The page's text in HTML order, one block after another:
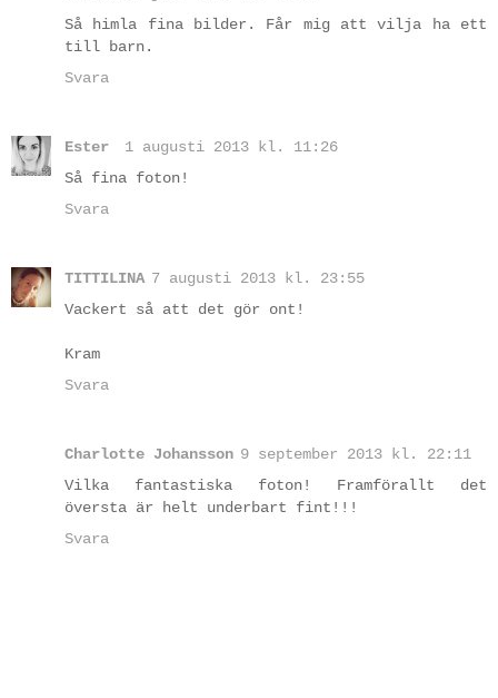
Så himla fina bilder. Får mig att vilja ha ett
till barn.
Svara
Ester
1 augusti 2013 kl. 11:26
Så fina foton!
Svara
TITTILINA 7 augusti 2013 kl. 23:55
Vackert så att det gör ont!
Kram
Svara
Charlotte Johansson 9 september 2013 kl. 22:11
Vilka fantastiska foton! Framförallt det
översta är helt underbart fint!!!
Svara